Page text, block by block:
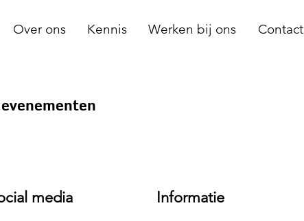
Over ons Kennis Werken bij ons Contact
media Informatie